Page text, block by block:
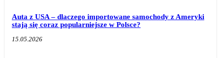
Auta z USA – dlaczego importowane samochody z Ameryki
stają się coraz popularniejsze w Polsce?
15.05.2026